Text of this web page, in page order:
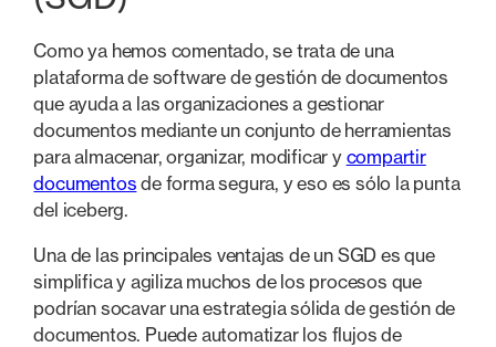
Como ya hemos comentado, se trata de una
plataforma de software de gestión de documentos
que ayuda a las organizaciones a gestionar
documentos mediante un conjunto de herramientas
para almacenar, organizar, modificar y compartir
documentos de forma segura, y eso es sólo la punta
del iceberg.
Una de las principales ventajas de un SGD es que
simplifica y agiliza muchos de los procesos que
podrían socavar una estrategia sólida de gestión de
documentos. Puede automatizar los flujos de